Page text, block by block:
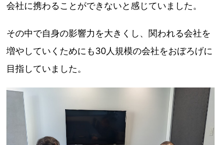
会社に携わることができないと感じていました。
その中で自身の影響力を大きくし、関われる会社を
増やしていくためにも30人規模の会社をおぼろげに
目指していました。